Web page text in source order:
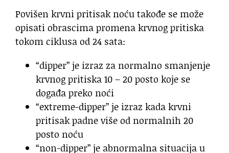
Povišen krvni pritisak noću takođe se može
opisati obrascima promena krvnog pritiska
tokom ciklusa od 24 sata:
“dipper” je izraz za normalno smanjenje
krvnog pritiska 10 – 20 posto koje se
događa preko noći
“extreme-dipper” je izraz kada krvni
pritisak padne više od normalnih 20
posto noću
“non-dipper” je abnormalna situacija u